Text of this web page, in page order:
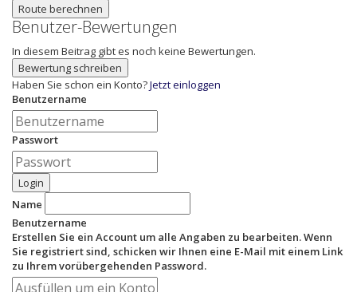
Route berechnen
Benutzer-Bewertungen
In diesem Beitrag gibt es noch keine Bewertungen.
Bewertung schreiben
Haben Sie schon ein Konto?Jetzt einloggen
Benutzername
Passwort
Login
Name
Benutzername
Erstellen Sie ein Account um alle Angaben zu bearbeiten. Wenn
Sie registriert sind, schicken wir Ihnen eine E-Mail mit einem Link
zu Ihrem vorübergehenden Password.